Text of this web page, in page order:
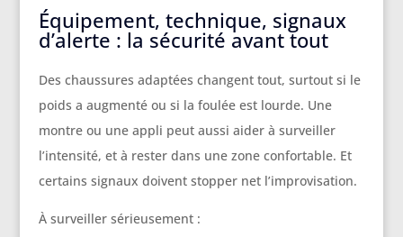
Équipement, technique, signaux
d’alerte : la sécurité avant tout
Des chaussures adaptées changent tout, surtout si le
poids a augmenté ou si la foulée est lourde. Une
montre ou une appli peut aussi aider à surveiller
l’intensité, et à rester dans une zone confortable. Et
certains signaux doivent stopper net l’improvisation.
À surveiller sérieusement :